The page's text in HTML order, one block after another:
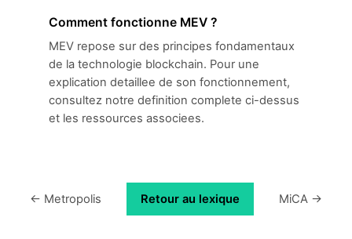
Comment fonctionne MEV ?
MEV repose sur des principes fondamentaux
de la technologie blockchain. Pour une
explication detaillee de son fonctionnement,
consultez notre definition complete ci-dessus
et les ressources associees.
← Metropolis Retour au lexique MiCA →